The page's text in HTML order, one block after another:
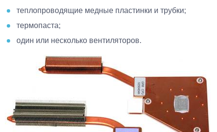
теплопроводящие медные пластинки и трубки;
термопаста;
один или несколько вентиляторов.